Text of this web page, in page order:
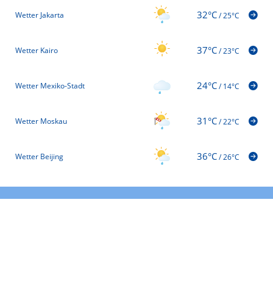
Wetter Jakarta 32°C/25°C
Wetter Kairo 37°C/23°C
Wetter Mexiko-Stadt 24°C/14°C
Wetter Moskau 31°C/22°C
Wetter Beijing 36°C/26°C